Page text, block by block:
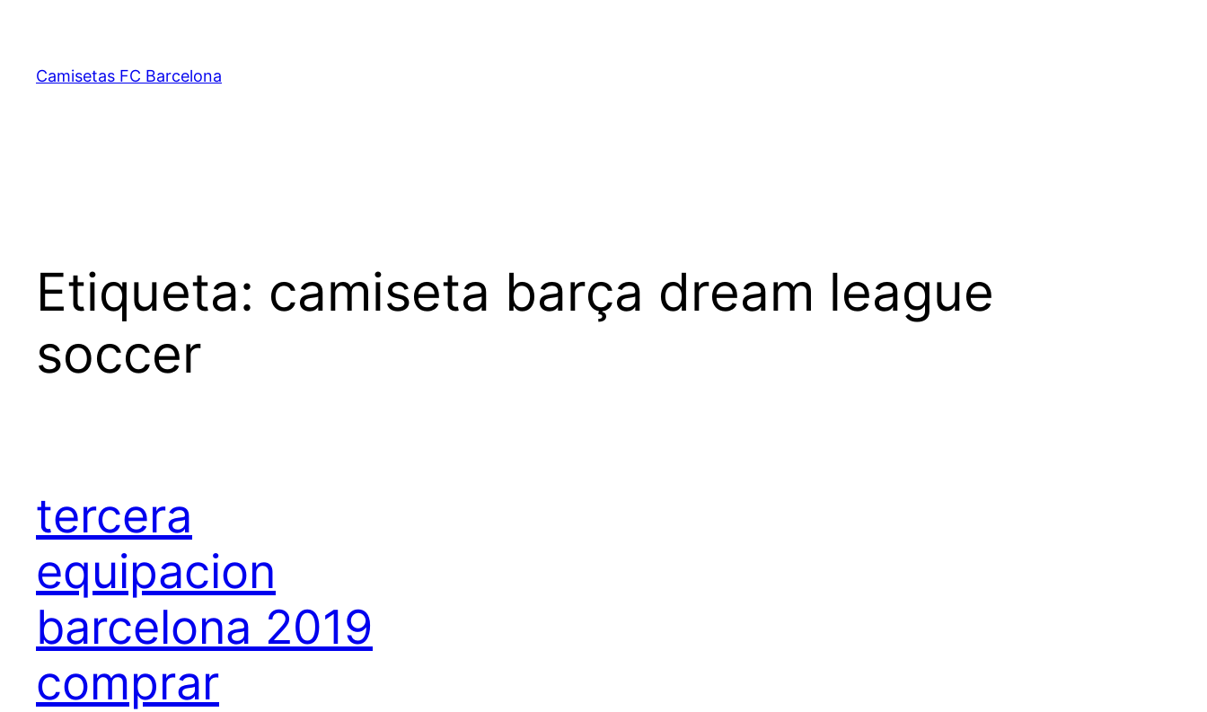
contenido
Camisetas FC Barcelona
Etiqueta: camiseta barça dream league
soccer
tercera
equipacion
barcelona 2019
comprar